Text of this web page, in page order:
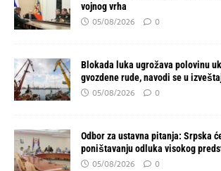
vojnog vrha
05/08/2026 0
Blokada luka ugrožava polovinu
gvozdene rude, navodi se u
05/08/2026 0
Odbor za ustavna pitanja: Srpska
poništavanju odluka visokog
05/08/2026 0